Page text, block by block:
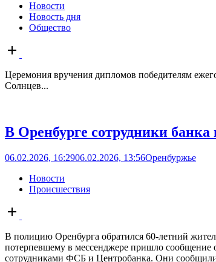
Новости
Новость дня
Общество
Open
post
Церемония вручения дипломов победителям
Солнцев...
В Оренбурге сотрудники
06.02.2026, 16:2906.02.2026, 13:56Оренбуржье
Новости
Происшествия
Open
post
В полицию Оренбурга обратился 60-летний
потерпевшему в мессенджере пришло сообщение
сотрудниками ФСБ и Центробанка. Они